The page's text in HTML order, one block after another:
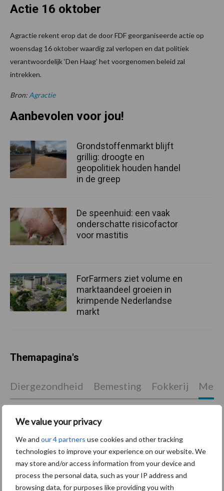
We value your privacy
We and our 4 partners use cookies and other tracking
technologies to improve your experience on our website. We
may store and/or access information from your device and
process the personal data, such as your IP address and
browsing data, for purposes like providing you with
Actie 16 oktober
Agractie rekent erop dat de door FDF georganiseerde actie op
woensdag 16 oktober waardig zal verlopen en dat politiek
verantwoordelijk ‘Den Haag’ het voorgenomen beleid zal
intrekken.
Bron: Agractie
Aanbevolen voor jou!
Grondstoffenmarkt blijft
grillig: droogte en
geopolitiek houden handel
in de greep
De speenhuid: een vaak
onderschatte risicofactor
voor mastitis
ForFarmers ziet volume en
marktaandeel groeien in
krimpende Nederlandse
markt
Themapagina's
Diergezondheid Bemesting Fokkerij
Bedrijfsnieuws
Ligbox &
Voerhekken